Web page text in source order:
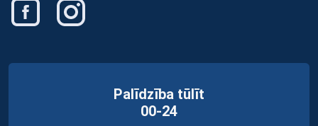
Palīdzība tūlīt
00-24